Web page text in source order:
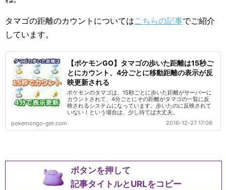
タマゴの距離のカウントについてはこちらの記事でご紹介
しています。
【ポケモンGO】タマゴの歩いた距離は15秒ご
とにカウント、4分ごとに移動距離の表示が反
映更新される
ポケモンのタマゴは、15秒ごとに歩いた距離がサーバーに
カウントされて、4分ごとにその距離がタマゴの一覧に反
映されるシステムになっています。歩いたのに反映されて
いない！という場合は、少し待てば大丈夫。
pokemongo-get.com
2016-12-27 17:08
ボタンを押して
記事タイトルとURLをコピー